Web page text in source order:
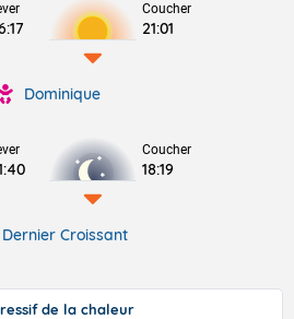
Coucher
21:01
Dominique
Coucher
18:19
Dernier Croissant
de la chaleur